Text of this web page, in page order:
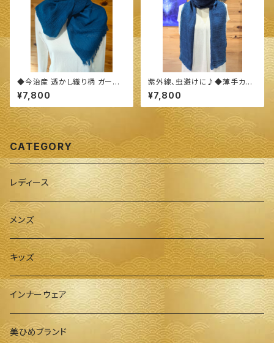
◆今治産 透かし織り柄 ガーゼ
ストール◆ ～100%オーガニッ
クすくも使用 醗酵建て伊勢藍染
～
¥7,800
紫外線、虫避けに♪◆薄手カシ
ミヤ&シルク混 ストール◆ ～10
0%オーガニックすくも使用 醗酵
建て伊勢藍染～
¥7,800
CATEGORY
レディース
メンズ
キッズ
インナーウェア
美ひめブランド